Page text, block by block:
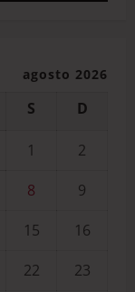
agosto 2026
S D
1
2
8
9
15
16
22
23